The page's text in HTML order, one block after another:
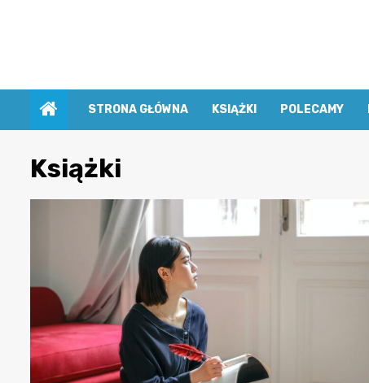
STRONA GŁÓWNA KSIĄŻKI POLECAMY
Książki